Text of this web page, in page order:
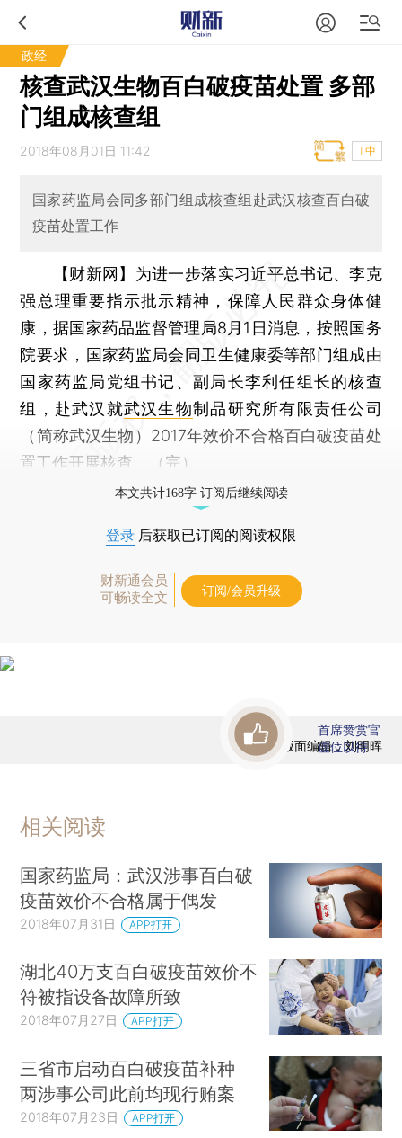
政经
核查武汉生物百白破疫苗处置 多部
门组成核查组
2018年08月01日 11:42 T中
国家药监局会同多部门组成核查组赴武汉核查百白破
疫苗处置工作
【财新网】 为进一步落实习近平总书记、李克
强总理重要指示批示精神，保障人民群众身体健
康，据国家药品监督管理局8月1日消息，按照国务
院要求，国家药监局会同卫生健康委等部门组成由
国家药监局党组书记、副局长李利任组长的核查
组，赴武汉就武汉生物制品研究所有限责任公司
（简称武汉生物）2017年效价不合格百白破疫苗处
置工作开展核查。（完）
本文共计168字 订阅后继续阅读
登录 后获取已订阅的阅读权限
财新通会员
可畅读全文
订阅/会员升级
版面编辑：刘明晖
首席赞赏官
虚位以待
相关阅读
国家药监局：武汉涉事百白破
疫苗效价不合格属于偶发
2018年07月31日 APP打开
湖北40万支百白破疫苗效价不
符被指设备故障所致
2018年07月27日 APP打开
三省市启动百白破疫苗补种
两涉事公司此前均现行贿案
2018年07月23日 APP打开